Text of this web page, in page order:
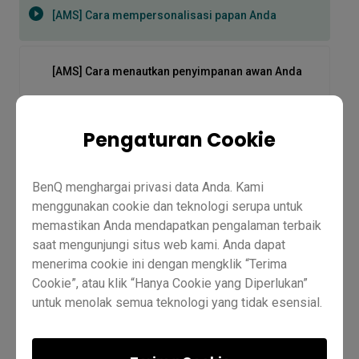
Pengaturan Cookie
BenQ menghargai privasi data Anda. Kami
menggunakan cookie dan teknologi serupa untuk
memastikan Anda mendapatkan pengalaman terbaik
saat mengunjungi situs web kami. Anda dapat
menerima cookie ini dengan mengklik “Terima
Cookie”, atau klik “Hanya Cookie yang Diperlukan”
untuk menolak semua teknologi yang tidak esensial.
di sini kapan saja. Untuk informasi lebih lanjut,
[AMS] Cara mempersonalisasi papan Anda
[AMS] Cara menautkan penyimpanan awan Anda
[AMS] Cara mengikat tampilan Anda
[AMS] Cara menyambungkan drive jaringan
perusahaan
BenQ Board Essential - RE03 | Video produk | BenQ
Education
[AMS] Cara mempersonalisasi